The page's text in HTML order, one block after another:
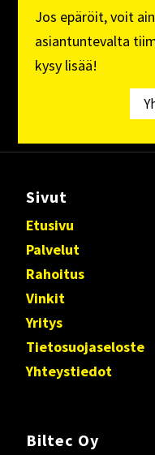
Jos epäröit, voit
asiantuntevalta
kysy lisää!
Sivut
Etusivu
Palvelut
Rahoitus
Vinkit
Yritys
Tietosuojaseloste
Yhteystiedot
Biltec Oy